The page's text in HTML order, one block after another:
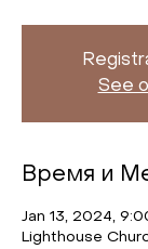
See
Время и
Jan 13, 2024,
Lighthouse